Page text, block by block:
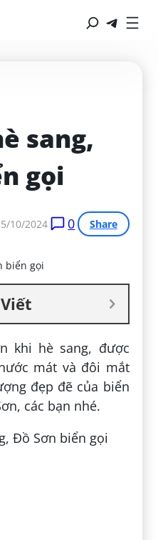
sang,
gọi
10/2024 0 Share
khi hè sang, được
mát và đôi mắt
đẹp đẽ của biển
các bạn nhé.